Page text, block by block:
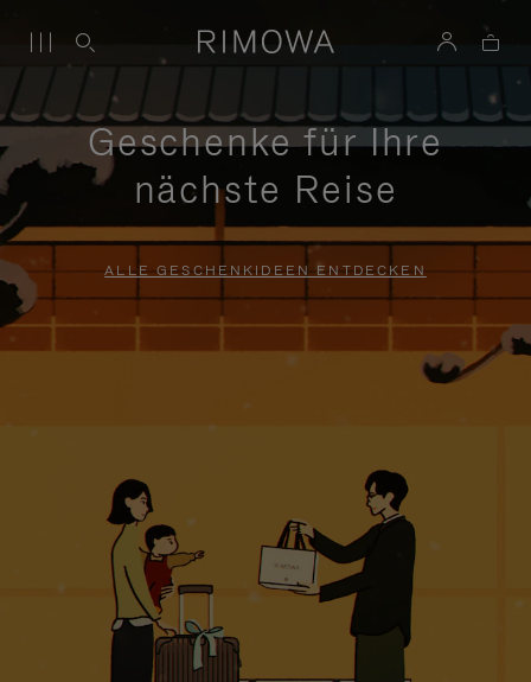
Geschenke für Ihre
nächste Reise
ALLE GESCHENKIDEEN ENTDECKEN